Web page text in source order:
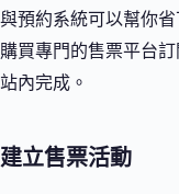
與預約系統可以幫你
購買專門的售票平台訂
站內完成。
建立售票活動